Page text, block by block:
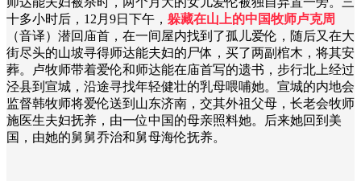
十多小时后，12月9日下午， 躲藏在山上的中国牧师卢克周
（音译）潜回庙首，在一间屋内找到了孤儿爱伦，随后又在大
街尽头的山坡寻得师达能夫妇的尸体，买了两副棺木，将其安
葬。卢牧师带着爱伦和师达能在庙首写的遗书，步行北上经过
泾县到宣城，沿途寻找年轻健壮的乳母喂哺她。宣城的内地会
监督韩牧师将爱伦送到山东济南，交其外祖父母，长老会牧师
施医生夫妇抚养，由一位中国的母亲照料她。后来她回到美
国，由她的舅舅乔治和舅母海伦抚养。